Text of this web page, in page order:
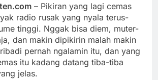
– Pikiran yang lagi cemas
radio rusak yang nyala terus-
tinggi. Nggak bisa diem, muter-
dan makin dipikirin malah makin
pernah ngalamin itu, dan yang
itu kadang datang tiba-tiba
jelas.